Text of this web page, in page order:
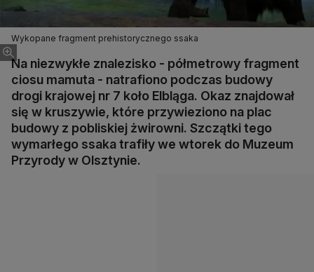
Wykopane fragment prehistorycznego ssaka
Na niezwykłe znalezisko - półmetrowy fragment
ciosu mamuta - natrafiono podczas budowy
drogi krajowej nr 7 koło Elbląga. Okaz znajdował
się w kruszywie, które przywieziono na plac
budowy z pobliskiej żwirowni. Szczątki tego
wymarłego ssaka trafiły we wtorek do Muzeum
Przyrody w Olsztynie.